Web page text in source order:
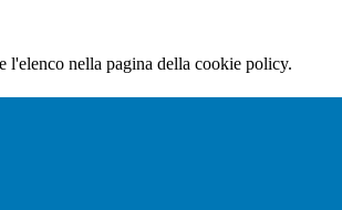
l'elenco nella pagina della cookie policy.